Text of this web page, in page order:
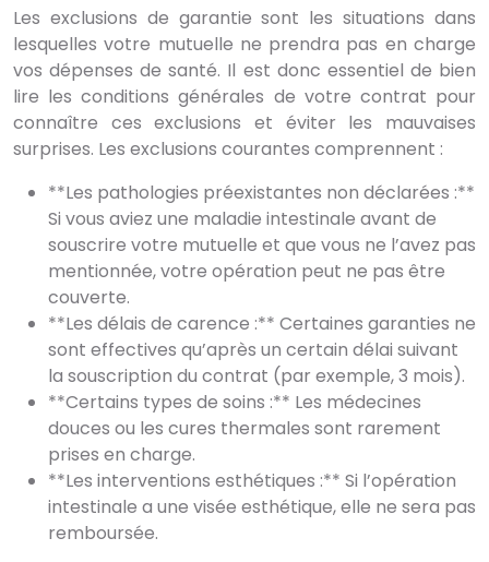
Les exclusions de garantie sont les situations dans
lesquelles votre mutuelle ne prendra pas en charge
vos dépenses de santé. Il est donc essentiel de bien
lire les conditions générales de votre contrat pour
connaître ces exclusions et éviter les mauvaises
surprises. Les exclusions courantes comprennent :
**Les pathologies préexistantes non déclarées :**
Si vous aviez une maladie intestinale avant de
souscrire votre mutuelle et que vous ne l’avez pas
mentionnée, votre opération peut ne pas être
couverte.
**Les délais de carence :** Certaines garanties ne
sont effectives qu’après un certain délai suivant
la souscription du contrat (par exemple, 3 mois).
**Certains types de soins :** Les médecines
douces ou les cures thermales sont rarement
prises en charge.
**Les interventions esthétiques :** Si l’opération
intestinale a une visée esthétique, elle ne sera pas
remboursée.